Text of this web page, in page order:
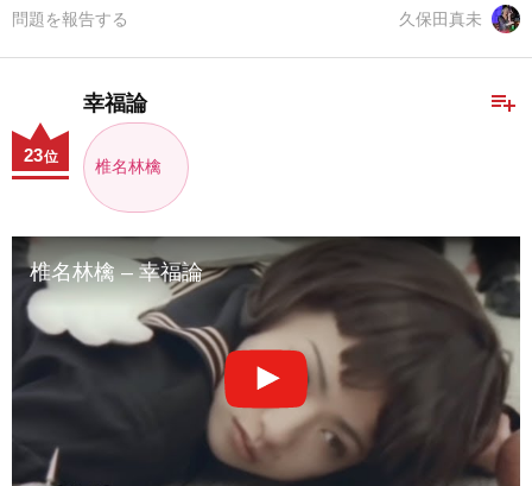
久保田真未
問題を報告する
playlist_add
幸福論
椎名林檎
23位
椎名林檎 – 幸福論